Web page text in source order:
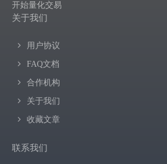
开始量化交易
关于我们
用户协议
FAQ文档
合作机构
关于我们
收藏文章
联系我们